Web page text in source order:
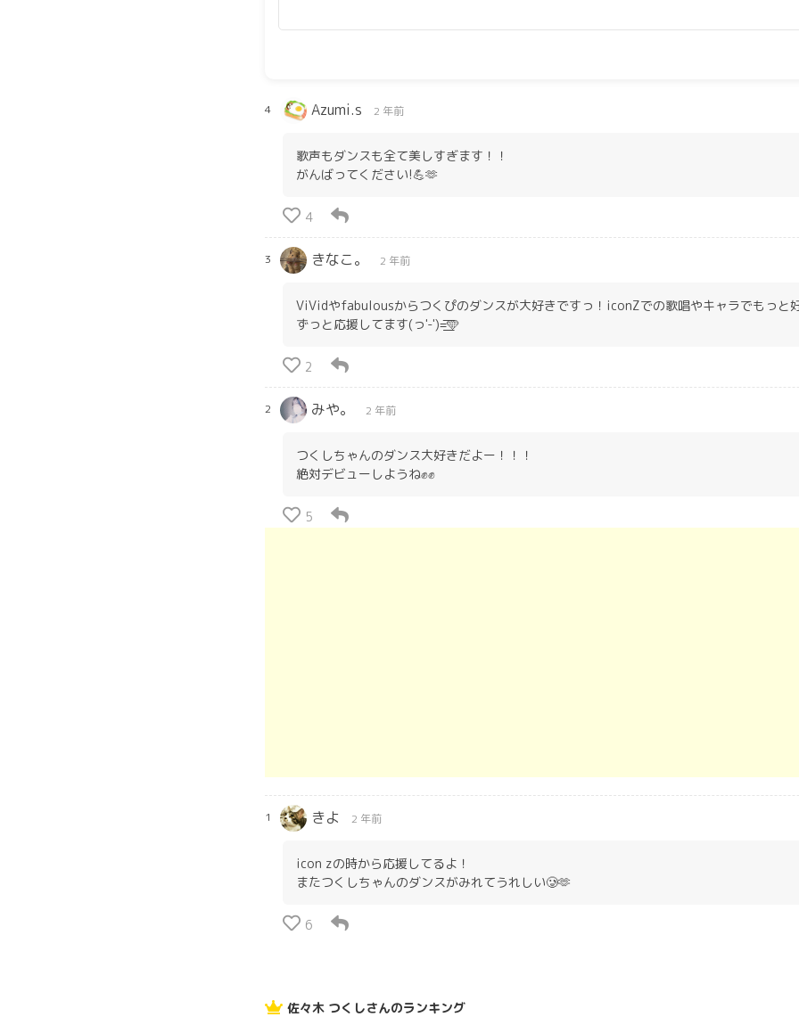
4 Azumi.s 2 年前
歌声もダンスも全て美しすぎます！！
がんばってください!💪🫶
4
3 きなこ。 2 年前
ViVidやfabulousからつくぴのダンスが大好きですっ！iconZでの歌唱やキャラでもっと
ずっと応援してます(っ'-')=͟͟͞͞🩵
2
2 みや。 2 年前
つくしちゃんのダンス大好きだよー！！！
絶対デビューしようね✊✊
5
1 きよ 2 年前
icon zの時から応援してるよ！
またつくしちゃんのダンスがみれてうれしい🥲🫶
6
佐々木 つくしさんのランキング